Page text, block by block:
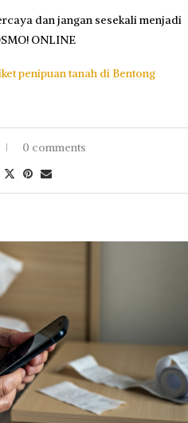
dan jangan sesekali menjadi
ONLINE
penipuan tanah di Bentong
0 comments